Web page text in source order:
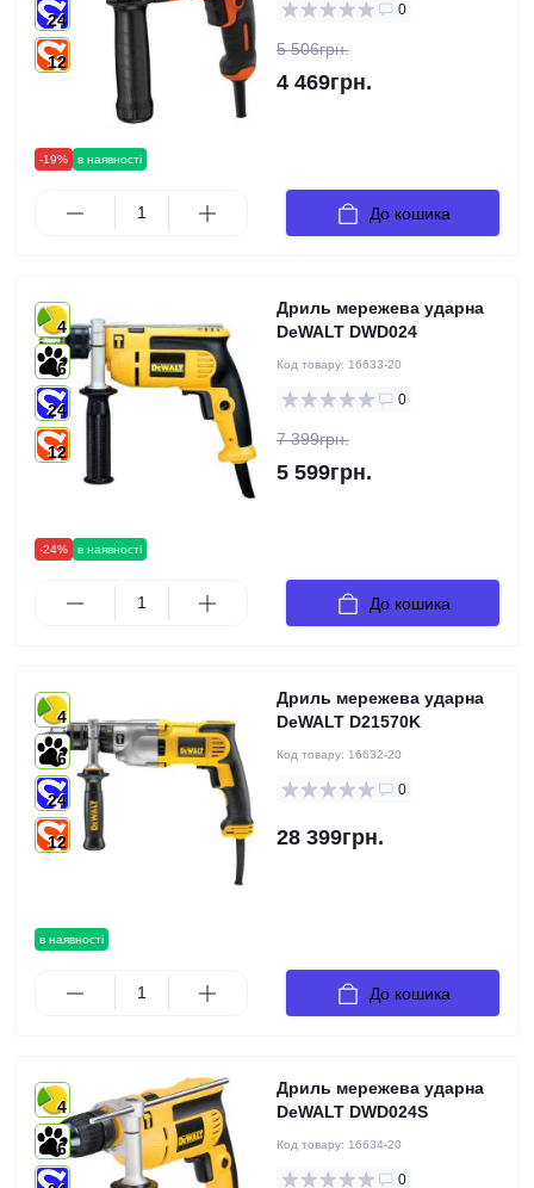
-19% в наявності
24
12
0
5 506грн.
4 469грн.
До кошика
-24% в наявності
4
6
24
12
Дриль мережева ударна
DeWALT DWD024
Код товару: 16633-20
0
7 399грн.
5 599грн.
До кошика
в наявності
4
6
24
12
Дриль мережева ударна
DeWALT D21570K
Код товару: 16632-20
0
28 399грн.
До кошика
4
6
Дриль мережева ударна
DeWALT DWD024S
Код товару: 16634-20
0